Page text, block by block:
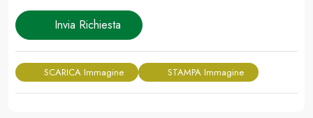
Invia Richiesta
SCARICA Immagine STAMPA Immagine